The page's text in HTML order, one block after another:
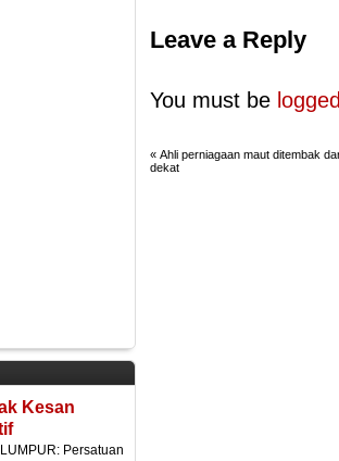
Kesan
Persatuan
Leave a Reply
You must be
« Ahli perniagaan maut ditembak
dekat